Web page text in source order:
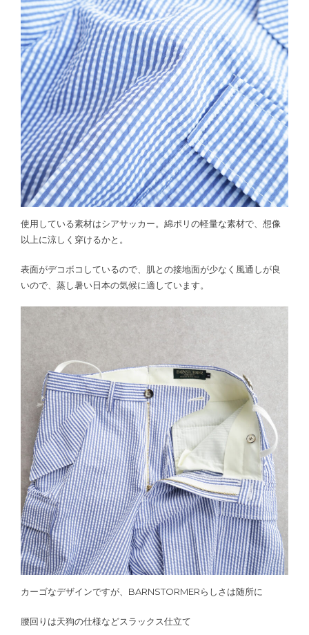
使用している素材はシアサッカー。綿ポリの軽量な素材で、想像
以上に涼しく穿けるかと。
表面がデコボコしているので、肌との接地面が少なく風通しが良
いので、蒸し暑い日本の気候に適しています。
カーゴなデザインですが、BARNSTORMERらしさは随所に
腰回りは天狗の仕様などスラックス仕立て